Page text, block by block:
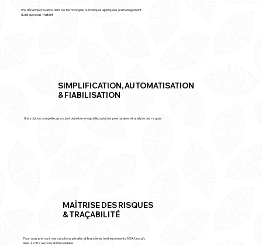
SIMPLIFICATION, AUTOMATISATION
& FIABILISATION
MAÎTRISE DES RISQUES
& TRAÇABILITÉ
Une solution complète, associant plateforme logicielle, suivi des prestataires et analyse des risques
Pour vous prémunir des sanctions pénales et financières (redressements MSA/Urssaf),
liées à votre responsabilité solidaire
Une décennie d’avance dans les technologies numériques appliquées au management
du risque sous-traitant